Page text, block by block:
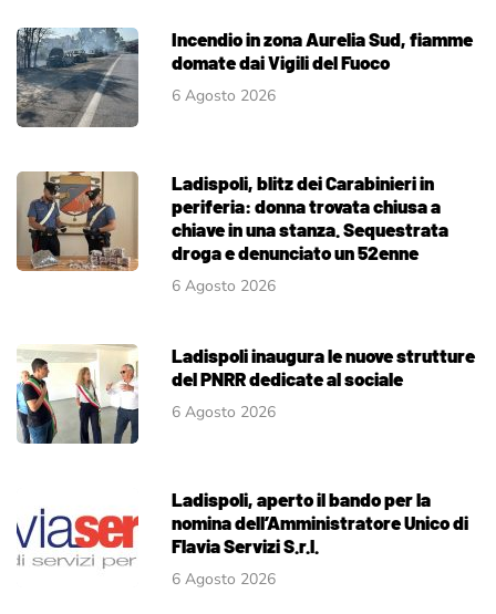
Incendio in zona Aurelia Sud, fiamme
domate dai Vigili del Fuoco
6 Agosto 2026
Ladispoli, blitz dei Carabinieri in
periferia: donna trovata chiusa a
chiave in una stanza. Sequestrata
droga e denunciato un 52enne
6 Agosto 2026
Ladispoli inaugura le nuove strutture
del PNRR dedicate al sociale
6 Agosto 2026
Ladispoli, aperto il bando per la
nomina dell’Amministratore Unico di
Flavia Servizi S.r.l.
6 Agosto 2026